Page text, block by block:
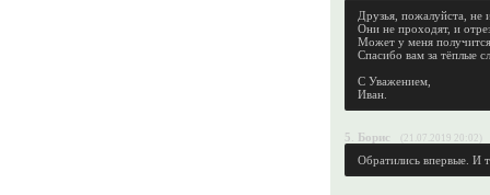
Друзья, пожалуйста, не
Они не проходят, и
Может у меня
Спасибо вам за тёплые
С Уважением,
Иван.
5 Борис (21.07.2019 20:02)
Обратились впервые. И